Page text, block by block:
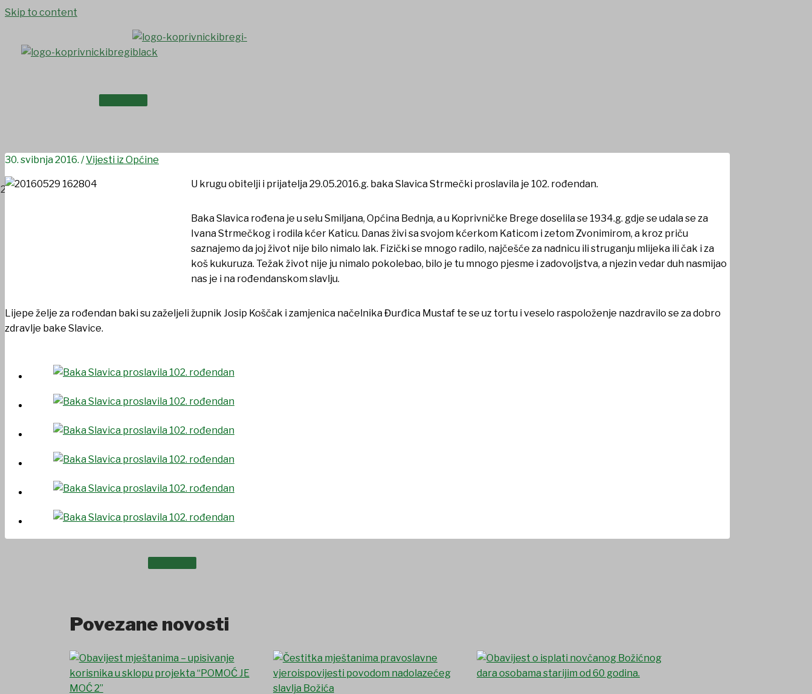
Skip to content
Baka Slavica proslavila 102. rođendan
30. svibnja 2016. /Vijesti iz Općine
U krugu obitelji i prijatelja 29.05.2016.g. baka Slavica Strmečki proslavila je 102. rođendan.
Baka Slavica rođena je u selu Smiljana, Općina Bednja, a u Koprivničke Brege doselila se 1934.g. gdje se udala se za
Ivana Strmečkog i rodila kćer Katicu. Danas živi sa svojom kćerkom Katicom i zetom Zvonimirom, a kroz priču
saznajemo da joj život nije bilo nimalo lak. Fizički se mnogo radilo, najčešće za nadnicu ili struganju mlijeka ili čak i za
koš kukuruza. Težak život nije ju nimalo pokolebao, bilo je tu mnogo pjesme i zadovoljstva, a njezin vedar duh nasmijao
nas je i na rođendanskom slavlju.
Lijepe želje za rođendan baki su zaželjeli župnik Josip Koščak i zamjenica načelnika Đurđica Mustaf te se uz tortu i veselo raspoloženje nazdravilo se za dobro
zdravlje bake Slavice.
Povezane novosti